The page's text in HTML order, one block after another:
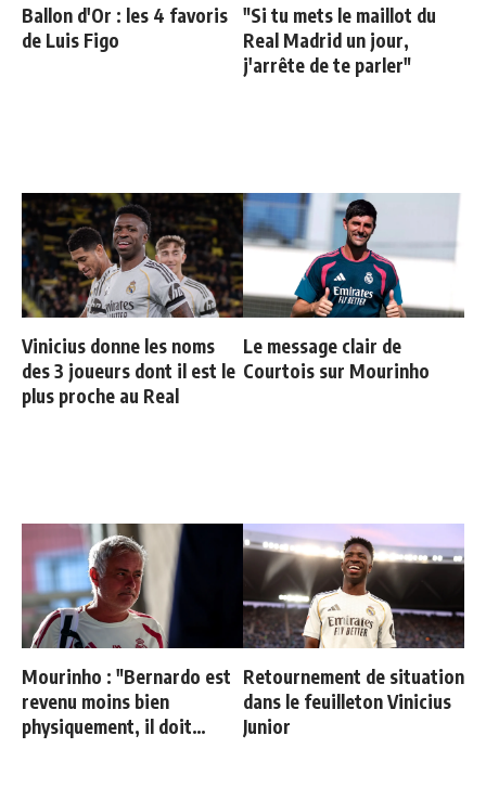
Ballon d'Or : les 4 favoris
de Luis Figo
"Si tu mets le maillot du
Real Madrid un jour,
j'arrête de te parler"
Vinicius donne les noms
des 3 joueurs dont il est le
plus proche au Real
Le message clair de
Courtois sur Mourinho
Mourinho : "Bernardo est
revenu moins bien
physiquement, il doit
Retournement de situation
dans le feuilleton Vinicius
Junior